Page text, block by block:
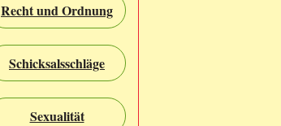
Recht und Ordnung
Schicksalsschläge
Sexualität